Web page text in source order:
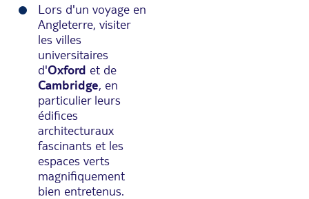
Lors d'un voyage en
Angleterre, visiter
les villes
universitaires
d'Oxford et de
Cambridge, en
particulier leurs
édifices
architecturaux
fascinants et les
espaces verts
magnifiquement
bien entretenus.